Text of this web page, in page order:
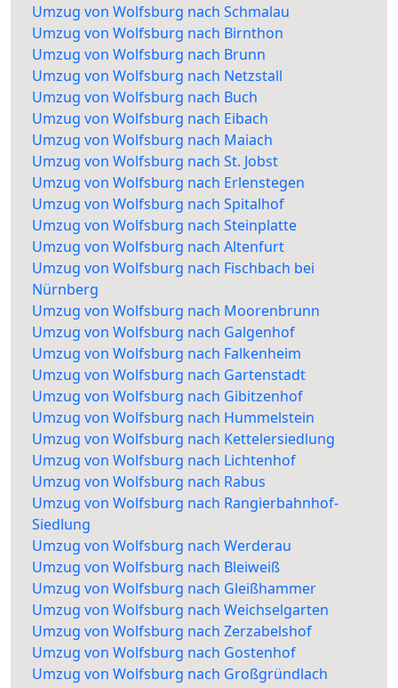
Umzug von Wolfsburg nach Schmalau
Umzug von Wolfsburg nach Birnthon
Umzug von Wolfsburg nach Brunn
Umzug von Wolfsburg nach Netzstall
Umzug von Wolfsburg nach Buch
Umzug von Wolfsburg nach Eibach
Umzug von Wolfsburg nach Maiach
Umzug von Wolfsburg nach St. Jobst
Umzug von Wolfsburg nach Erlenstegen
Umzug von Wolfsburg nach Spitalhof
Umzug von Wolfsburg nach Steinplatte
Umzug von Wolfsburg nach Altenfurt
Umzug von Wolfsburg nach Fischbach bei
Nürnberg
Umzug von Wolfsburg nach Moorenbrunn
Umzug von Wolfsburg nach Galgenhof
Umzug von Wolfsburg nach Falkenheim
Umzug von Wolfsburg nach Gartenstadt
Umzug von Wolfsburg nach Gibitzenhof
Umzug von Wolfsburg nach Hummelstein
Umzug von Wolfsburg nach Kettelersiedlung
Umzug von Wolfsburg nach Lichtenhof
Umzug von Wolfsburg nach Rabus
Umzug von Wolfsburg nach Rangierbahnhof-
Siedlung
Umzug von Wolfsburg nach Werderau
Umzug von Wolfsburg nach Bleiweiß
Umzug von Wolfsburg nach Gleißhammer
Umzug von Wolfsburg nach Weichselgarten
Umzug von Wolfsburg nach Zerzabelshof
Umzug von Wolfsburg nach Gostenhof
Umzug von Wolfsburg nach Großgründlach